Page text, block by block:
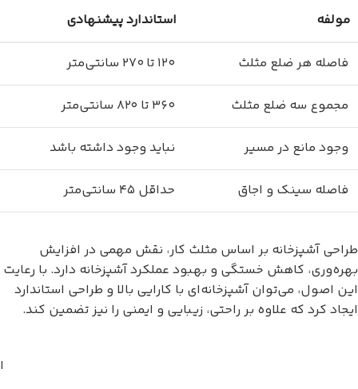
مولفه استاندارد پیشنهادی
فاصله هر ضلع مثلث ۱۲۰ تا ۲۷۰ سانتی‌متر
مجموع سه ضلع مثلث ۳۶۰ تا ۸۲۰ سانتی‌متر
وجود مانع در مسیر نباید وجود داشته باشد
فاصله سینک و اجاق حداقل ۴۵ سانتی‌متر
طراحی آشپزخانه بر اساس مثلث کار، نقش مهمی در افزایش
بهره‌وری، کاهش خستگی و بهبود عملکرد آشپزخانه دارد. با رعایت
این اصول، می‌توان آشپزخانه‌ای با کارایی بالا و طراحی استاندارد
ایجاد کرد که علاوه بر راحتی، زیبایی و ایمنی را نیز تضمین کند.